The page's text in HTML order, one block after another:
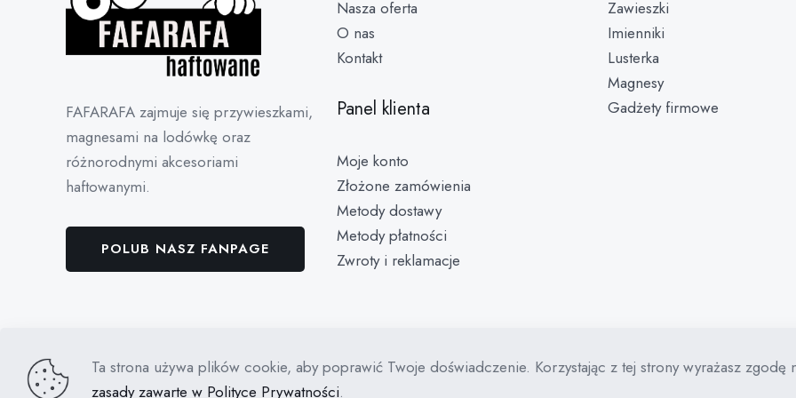
FAFARAFA zajmuje się przywieszkami,
magnesami na lodówkę oraz
różnorodnymi akcesoriami
haftowanymi.
POLUB NASZ FANPAGE
Nasza oferta
O nas
Kontakt
Panel klienta
Moje konto
Złożone zamówienia
Metody dostawy
Metody płatności
Zwroty i reklamacje
Zawieszki
Imienniki
Lusterka
Magnesy
Gadżety firmowe
© 2022 FAFARAFA | Haft Piotrków Trybunalski |
Ta strona używa plików cookie, aby poprawić Twoje doświadczenie. Korzystając z tej strony wyrażasz zgodę
zasady zawarte w Polityce Prywatności.